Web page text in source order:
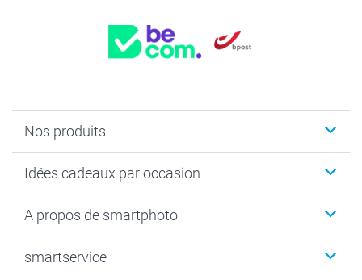
Nos produits
Cadeaux photo
Tirage photo & agrandissement
MyNameBook
Idées cadeaux par occasion
Anniversaire
Fin d'études
A propos de smartphoto
Durabilité
smartservice